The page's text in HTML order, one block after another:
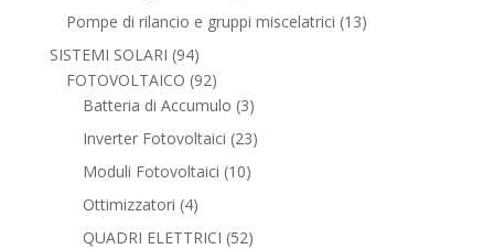
prodotti
Pompe di rilancio e gruppi miscelatrici 1313
SISTEMI SOLARI 9494
prodotti
FOTOVOLTAICO 9292
prodotti
Batteria di Accumulo 33
prodotti
Inverter Fotovoltaici 2323
Moduli Fotovoltaici 1010
Ottimizzatori 44
prodotti
QUADRI ELETTRICI 5252